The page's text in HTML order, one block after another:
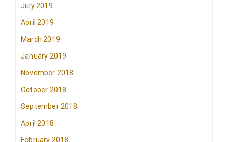
July 2019
April 2019
March 2019
January 2019
November 2018
October 2018
September 2018
April 2018
February 2018